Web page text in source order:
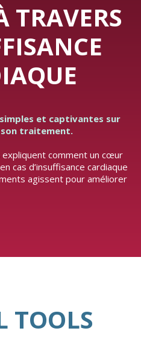
TRAVERS
et captivantes sur
son traitement.
comment un cœur
cas d’insuffisance cardiaque
agissent pour améliorer
TOOLS